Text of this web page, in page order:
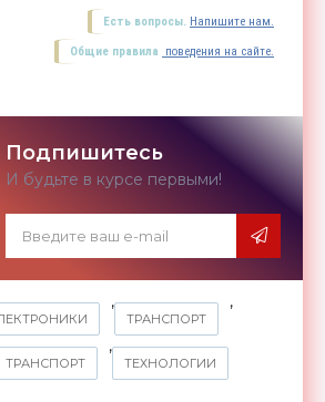
Есть вопросы. Напишите нам.
Общие правила поведения на сайте.
Подпишитесь
И будьте в курсе первыми!
,
ТРАНСПОРТ
,
ТРАНСПОРТ
,
ТЕХНОЛОГИИ